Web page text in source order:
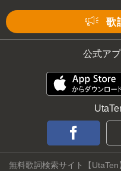
歌
公式ア
無料歌詞検索サイト【UtaTen